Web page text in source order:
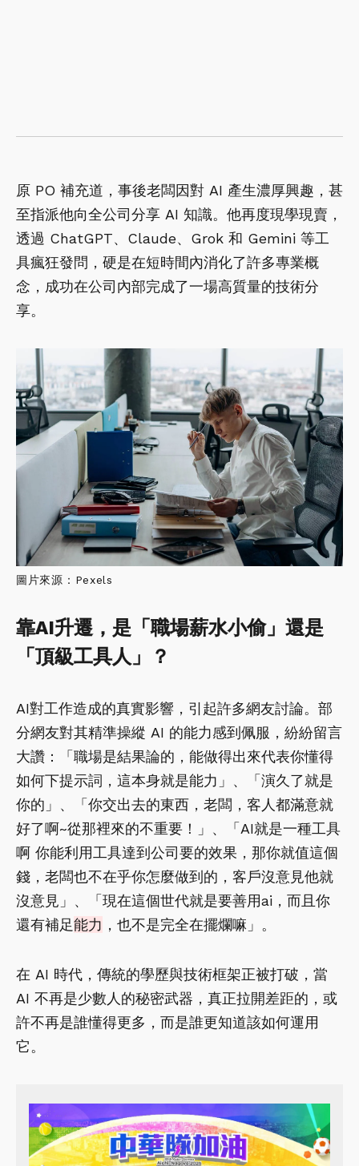
原 PO 補充道，事後老闆因對 AI 產生濃厚興趣，甚
至指派他向全公司分享 AI 知識。他再度現學現賣，
透過 ChatGPT、Claude、Grok 和 Gemini 等工
具瘋狂發問，硬是在短時間內消化了許多專業概
念，成功在公司內部完成了一場高質量的技術分
享。
圖片來源：Pexels
靠AI升遷，是「職場薪水小偷」還是
「頂級工具人」？
AI對工作造成的真實影響，引起許多網友討論。部
分網友對其精準操縱 AI 的能力感到佩服，紛紛留言
大讚：「職場是結果論的，能做得出來代表你懂得
如何下提示詞，這本身就是能力」、「演久了就是
你的」、「你交出去的東西，老闆，客人都滿意就
好了啊~從那裡來的不重要！」、「AI就是一種工具
啊 你能利用工具達到公司要的效果，那你就值這個
錢，老闆也不在乎你怎麼做到的，客戶沒意見他就
沒意見」、「現在這個世代就是要善用ai，而且你
還有補足能力 ，也不是完全在擺爛嘛」。
在 AI 時代，傳統的學歷與技術框架正被打破，當
AI 不再是少數人的秘密武器，真正拉開差距的，或
許不再是誰懂得更多，而是誰更知道該如何運用
它。